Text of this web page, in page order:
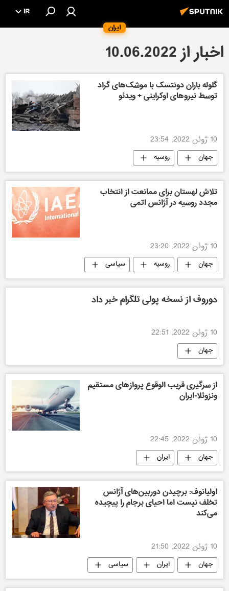
ایران
IR
اخبار از 10.06.2022
گلوله باران دونتسک با موشک‌های گراد
توسط نیروهای اوکراینی + ویدئو
10 ژوئن 2022, 23:54
جهان روسیه
تلاش لهستان برای ممانعت از انتخاب
مجدد روسیه در آژانس اتمی
10 ژوئن 2022, 23:20
جهان روسیه سیاسی
دوروف از نسخه پولی تلگرام خبر داد
10 ژوئن 2022, 22:51
جهان
از سرگیری قریب الوقوع پروازهای مستقیم
ونزوئلا-ایران
10 ژوئن 2022, 22:45
جهان ایران
اولیانوف: برچیدن دوربین‌های آژانس
تخلف نیست اما احیای برجام را پیچیده
می‌کند
10 ژوئن 2022, 21:50
جهان ایران سیاسی